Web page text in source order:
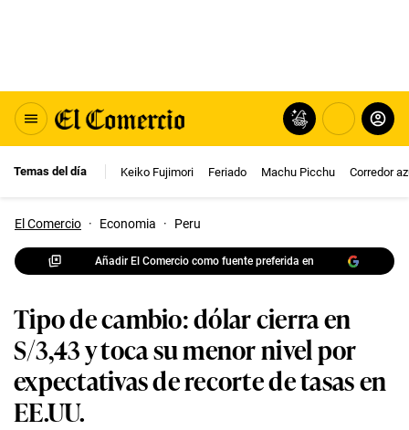
Temas del día Keiko Fujimori Feriado Machu Picchu Corredor
El Comercio · Economia · Peru
Añadir El Comercio como fuente preferida en
Tipo de cambio: dólar cierra en
S/3,43 y toca su menor nivel por
expectativas de recorte de tasas en
EE.UU.